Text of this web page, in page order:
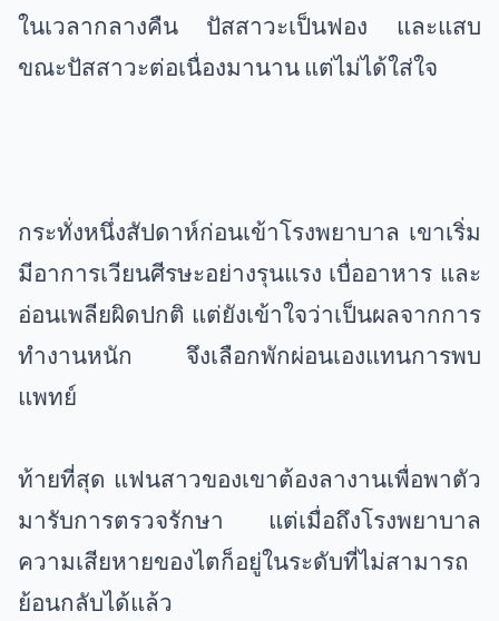
ในเวลากลางคืน ปัสสาวะเป็นฟอง และแสบ
ขณะปัสสาวะต่อเนื่องมานาน แต่ไม่ได้ใส่ใจ
กระทั่งหนึ่งสัปดาห์ก่อนเข้าโรงพยาบาล เขาเริ่ม
มีอาการเวียนศีรษะอย่างรุนแรง เบื่ออาหาร และ
อ่อนเพลียผิดปกติ แต่ยังเข้าใจว่าเป็นผลจากการ
ทำงานหนัก จึงเลือกพักผ่อนเองแทนการพบ
แพทย์
ท้ายที่สุด แฟนสาวของเขาต้องลางานเพื่อพาตัว
มารับการตรวจรักษา แต่เมื่อถึงโรงพยาบาล
ความเสียหายของไตก็อยู่ในระดับที่ไม่สามารถ
ย้อนกลับได้แล้ว